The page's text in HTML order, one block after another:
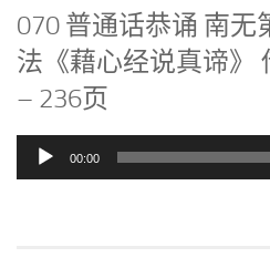
器
070 普通话恭诵 南无
法《藉心经说真谛》
– 236页
00:00